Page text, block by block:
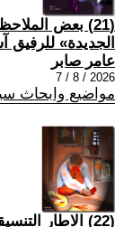
(21) بعض
الجديدة» للرفيق
عامر صابر
2026 / 8 / 7
مواضيع وابحاث
(22) الاطار